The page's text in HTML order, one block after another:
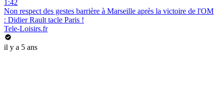
1:42
Non respect des gestes barrière à Marseille après la victoire de l'OM
: Didier Rault tacle Paris !
Tele-Loisirs.fr
il y a 5 ans